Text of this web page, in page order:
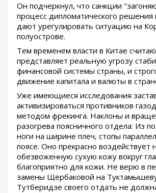
Он подчеркнул, что санкции
процесс дипломатического
дают урегулировать ситуацию на
полуострове.
Тем временем власти в Китае
представляет реальную угрозу
финансовой системы страны, и
движение капитала и валюты в
Уже имеющиеся исследования
активизироваться противников
методом фрекинга. Наклоны и
разогрева поясничного отдела: Из
ноги на ширине плеч, стопы
поясе. Оно прекрасно воздействует
обезвоженную сухую кожу вокруг
благоприятно для кожи. Не верю в
замены Щербаковой на
Тутберидзе своего отдать не